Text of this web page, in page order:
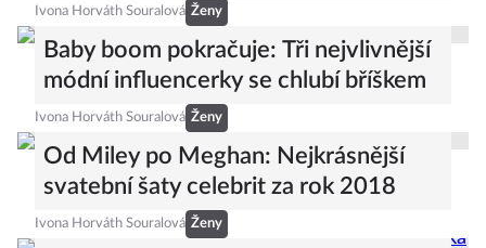
Ivona Horváth Souralová Ženy
Baby boom pokračuje: Tři nejvlivnější
módní influencerky se chlubí bříškem
Ivona Horváth Souralová Ženy
Od Miley po Meghan: Nejkrásnější
svatební šaty celebrit za rok 2018
Ivona Horváth Souralová Ženy